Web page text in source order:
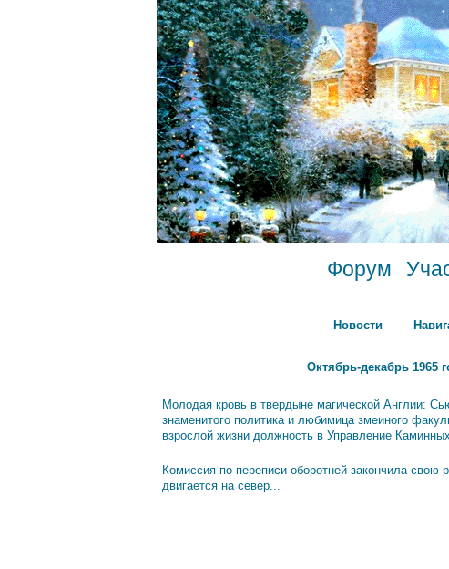
Форум
Новости
Октябрь-декабрь 1965
Молодая кровь в твердыне магической Англии:
знаменитого политика и любимица змеиного
взрослой жизни должность в Управление
Комиссия по переписи оборотней закончила свою
двигается на север...